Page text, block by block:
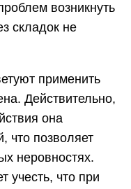
возникнуть
складок не
применить
Действительно,
она
что позволяет
неровностях.
учесть, что при